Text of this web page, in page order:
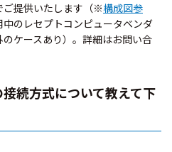
ご提供いたします（※構成図参
のレセプトコンピュータベンダ
ケースあり）。詳細はお問い合
続方式について教えて下